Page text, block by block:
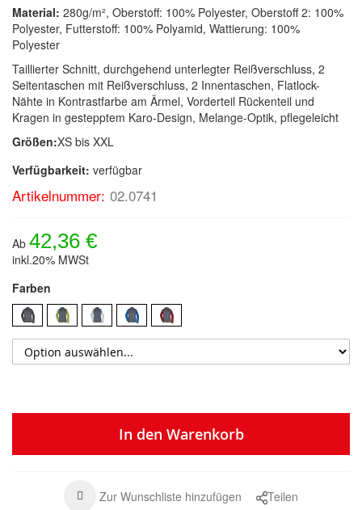
Material: 280g/m², Oberstoff: 100% Polyester, Oberstoff 2: 100%
Polyester, Futterstoff: 100% Polyamid, Wattierung: 100%
Polyester
Taillierter Schnitt, durchgehend unterlegter Reißverschluss, 2
Seitentaschen mit Reißverschluss, 2 Innentaschen, Flatlock-
Nähte in Kontrastfarbe am Ärmel, Vorderteil Rückenteil und
Kragen in gestepptem Karo-Design, Melange-Optik, pflegeleicht
Größen:XS bis XXL
Verfügbarkeit: verfügbar
Artikelnummer: 02.0741
Ab 42,36 €
inkl.20% MWSt
Farben
In den Warenkorb
Zur Wunschliste hinzufügen Teilen